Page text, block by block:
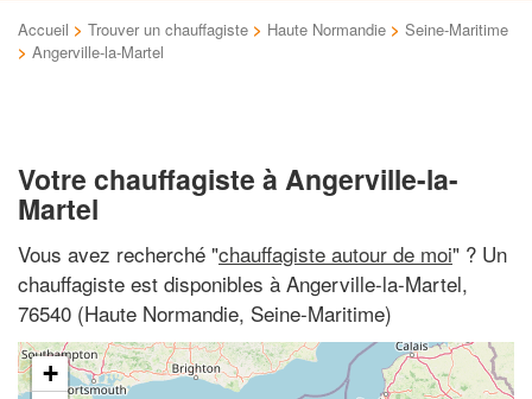
Accueil > Trouver un chauffagiste > Haute Normandie > Seine-Maritime
> Angerville-la-Martel
Votre chauffagiste à Angerville-la-
Martel
Vous avez recherché "chauffagiste autour de moi" ? Un
chauffagiste est disponibles à Angerville-la-Martel,
76540 (Haute Normandie, Seine-Maritime)
+